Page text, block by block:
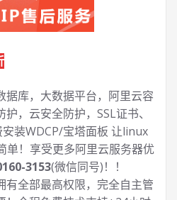
据库，大数据平台，阿里云容
，云安全防护，SSL证书、
装WDCP/宝塔面板 让linux
单！享受更多阿里云服务器优
3153(微信同号)！！
有全部最高权限，完全自主管